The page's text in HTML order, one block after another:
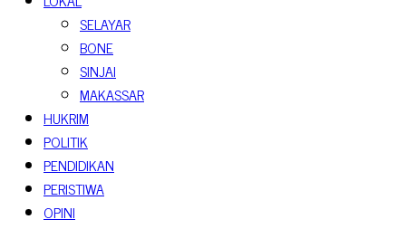
SELAYAR
BONE
SINJAI
MAKASSAR
HUKRIM
POLITIK
PENDIDIKAN
PERISTIWA
OPINI